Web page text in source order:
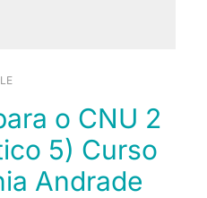
5) Curso
Andrade